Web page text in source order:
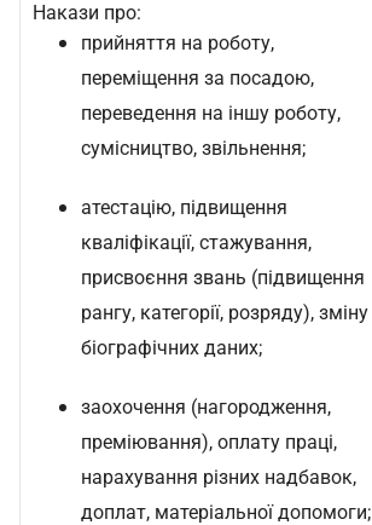
Накази про:
прийняття на роботу,
переміщення за посадою,
переведення на іншу роботу,
сумісництво, звільнення;
атестацію, підвищення
кваліфікації, стажування,
присвоєння звань (підвищення
рангу, категорії, розряду), зміну
біографічних даних;
заохочення (нагородження,
преміювання), оплату праці,
нарахування різних надбавок,
доплат, матеріальної допомоги;